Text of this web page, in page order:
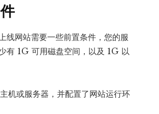
线网站需要一些前置条件，您的服
有 1G 可用磁盘空间，以及 1G 以
机或服务器，并配置了网站运行环